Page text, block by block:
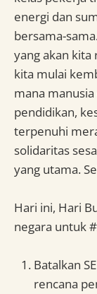
energi dan
bersama-
yang akan
kita mulai
mana
pendidikan,
terpenuhi
solidaritas
yang utama.
Hari ini, Hari
negara untuk
Batalkan
rencana